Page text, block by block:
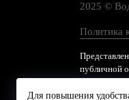
2025 ©
Политика
публичной
Для повышения